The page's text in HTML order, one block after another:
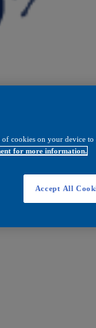
cookies on your device to
for more information.
Accept All